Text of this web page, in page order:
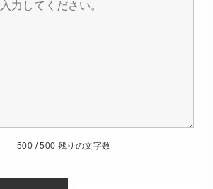
500 / 500 残りの文字数